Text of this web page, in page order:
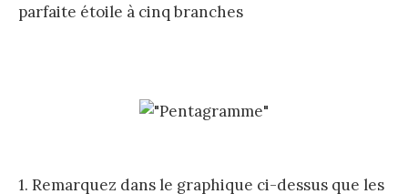
parfaite étoile à cinq branches
1. Remarquez dans le graphique ci-dessus que les